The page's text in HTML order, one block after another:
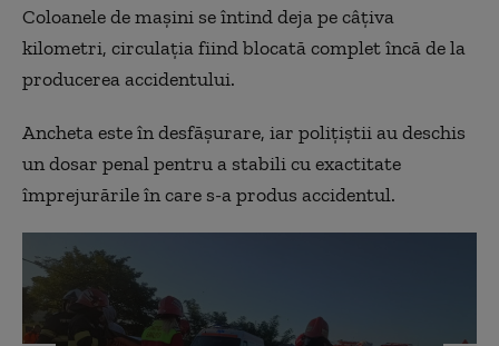
Coloanele de mașini se întind deja pe câțiva
kilometri, circulația fiind blocată complet încă de la
producerea accidentului.
Ancheta este în desfășurare, iar polițiștii au deschis
un dosar penal pentru a stabili cu exactitate
împrejurările în care s-a produs accidentul.